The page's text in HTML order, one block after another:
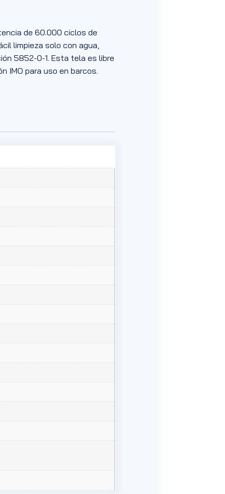
de 60.000 ciclos de
limpieza solo con agua,
5852-0-1. Esta tela es libre
IMO para uso en barcos.